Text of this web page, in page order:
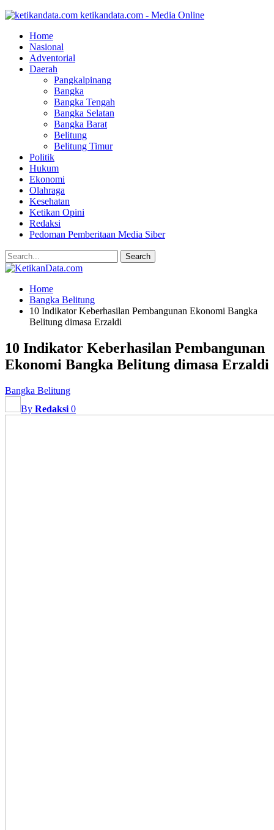
ketikandata.com - Media Online
Home
Nasional
Adventorial
Daerah
Pangkalpinang
Bangka
Bangka Tengah
Bangka Selatan
Bangka Barat
Belitung
Belitung Timur
Politik
Hukum
Ekonomi
Olahraga
Kesehatan
Ketikan Opini
Redaksi
Pedoman Pemberitaan Media Siber
Home
Bangka Belitung
10 Indikator Keberhasilan Pembangunan Ekonomi Bangka
Belitung dimasa Erzaldi
10 Indikator Keberhasilan Pembangunan
Ekonomi Bangka Belitung dimasa Erzaldi
Bangka Belitung
By Redaksi 0